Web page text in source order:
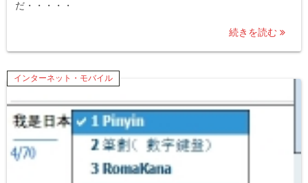
だ・・・・・
続きを読む
インターネット・モバイル